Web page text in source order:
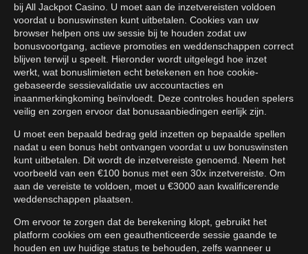
bij All Jackpot Casino. U moet aan de inzetvereisten voldoen
voordat u bonuswinsten kunt uitbetalen. Cookies van uw
browser helpen ons uw sessie bij te houden zodat uw
bonusvoortgang, actieve promoties en weddenschappen correct
blijven terwijl u speelt. Hieronder wordt uitgelegd hoe inzet
werkt, wat bonuslimieten echt betekenen en hoe cookie-
gebaseerde sessievalidatie uw accountacties en
inaanmerkingkoming beïnvloedt. Deze controles houden spelers
veilig en zorgen ervoor dat bonusaanbiedingen eerlijk zijn.
U moet een bepaald bedrag geld inzetten op bepaalde spellen
nadat u een bonus hebt ontvangen voordat u uw bonuswinsten
kunt uitbetalen. Dit wordt de inzetvereiste genoemd. Neem het
voorbeeld van een €100 bonus met een 30x inzetvereiste. Om
aan de vereiste te voldoen, moet u €3000 aan kwalificerende
weddenschappen plaatsen.
Om ervoor te zorgen dat de berekening klopt, gebruikt het
platform cookies om een geauthenticeerde sessie gaande te
houden en uw huidige status te behouden, zelfs wanneer u